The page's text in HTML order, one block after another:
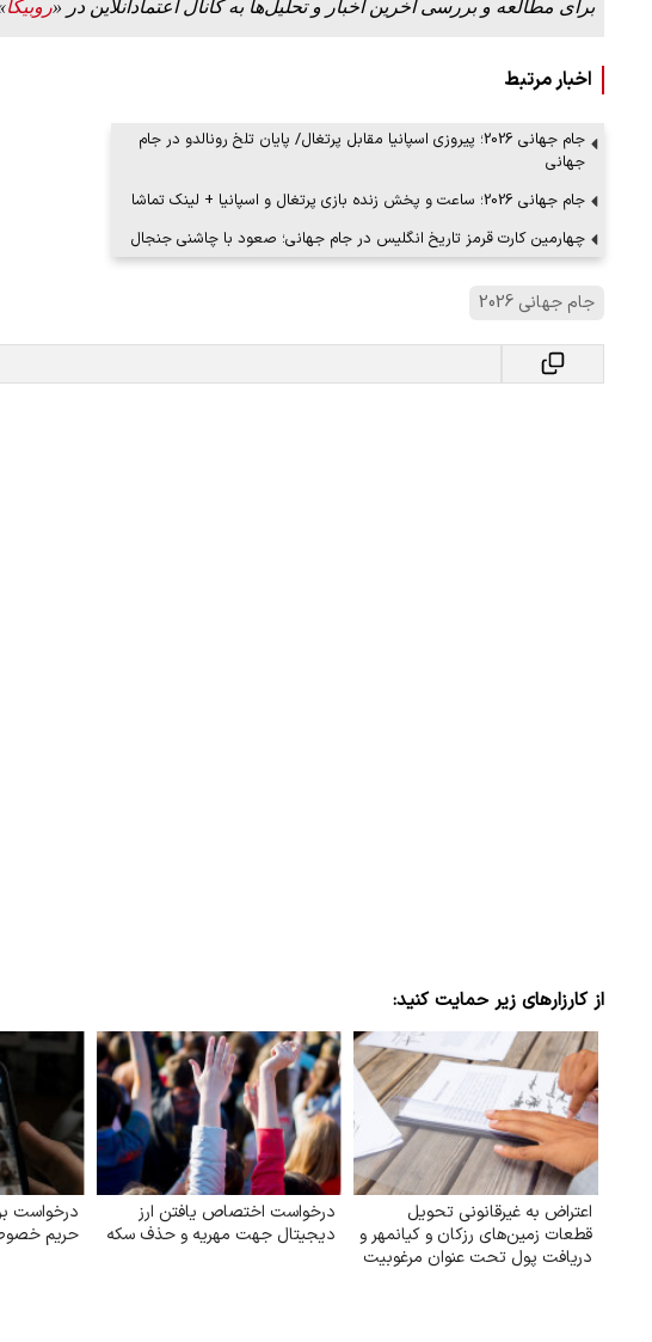
برای مطالعه و بررسی آخرین اخبار و تحلیل‌ها به کانال اعتمادآنلاین در «روبیکا
اخبار مرتبط
جام جهانی 2026؛ پیروزی اسپانیا مقابل پرتغال/ پایان تلخ رونالدو در جام
جهانی
جام جهانی 2026؛ ساعت و پخش زنده بازی پرتغال و اسپانیا + لینک تماشا
چهارمین کارت قرمز تاریخ انگلیس در جام جهانی؛ صعود با چاشنی جنجال
جام جهانی 2026
از کارزارهای زیر حمایت کنید:
اعتراض به غیرقانونی تحویل
قطعات زمین‌های رزکان و کیانمهر و
دریافت پول تحت عنوان مرغوبیت
درخواست اختصاص یافتن ارز
دیجیتال جهت مهریه و حذف سکه
درخواست
حریم